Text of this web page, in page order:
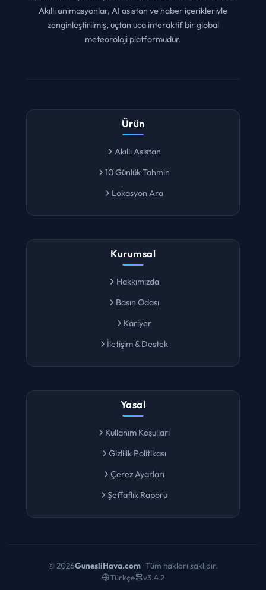
hava durumu, radar, deniz ve solar verilerini analiz eder.
Akıllı animasyonlar, AI asistan ve haber içerikleriyle
zenginleştirilmiş, uçtan uca interaktif bir global
Ürün
Kurumsal
Yasal
GunesliHava.com· Tüm hakları saklıdır.